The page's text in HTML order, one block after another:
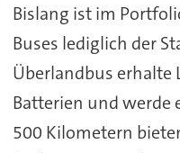
Bislang ist im
Buses lediglich der
Überlandbus erhalte
Batterien und werde
500 Kilometern